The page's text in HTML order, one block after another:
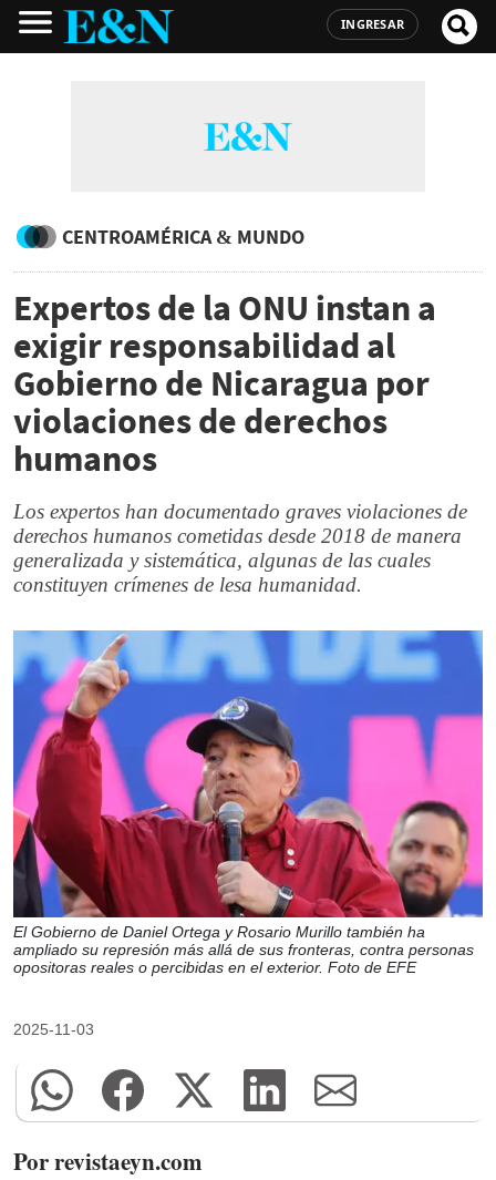
INGRESAR
CENTROAMÉRICA & MUNDO
Expertos de la ONU instan a
exigir responsabilidad al
Gobierno de Nicaragua por
violaciones de derechos
humanos
Los expertos han documentado graves violaciones de
derechos humanos cometidas desde 2018 de manera
generalizada y sistemática, algunas de las cuales
constituyen crímenes de lesa humanidad.
El Gobierno de Daniel Ortega y Rosario Murillo también ha
ampliado su represión más allá de sus fronteras, contra personas
opositoras reales o percibidas en el exterior. Foto de EFE
2025-11-03
Por revistaeyn.com